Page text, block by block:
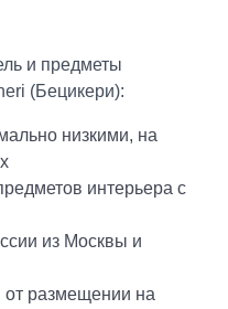
и предметы
(Бецикери):
низкими, на
интерьера с
из Москвы и
от размещении на